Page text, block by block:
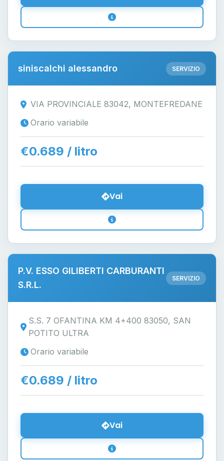
siniscalchi alessandro SERVIZIO
VIA PROVINCIALE 83042, MONTEFREDANE
Orario variabile
€0.689 / litro
Vai
P.V. ESSO GILIBERTI CARBURANTI
S.R.L.
SERVIZIO
S.S. 7 OFANTINA KM 4+400 83050, SAN
POTITO ULTRA
Orario variabile
€0.689 / litro
Vai